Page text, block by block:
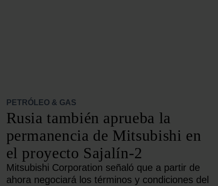
PETRÓLEO & GAS
Rusia también aprueba la
permanencia de Mitsubishi en
el proyecto Sajalín-2
Mitsubishi Corporation señaló que a partir de
ahora negociará los términos y condiciones del